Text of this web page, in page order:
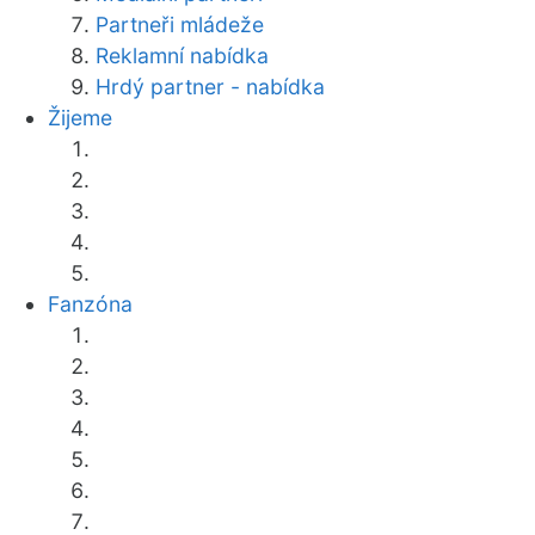
Partneři mládeže
Reklamní nabídka
Hrdý partner - nabídka
Žijeme
Fanzóna